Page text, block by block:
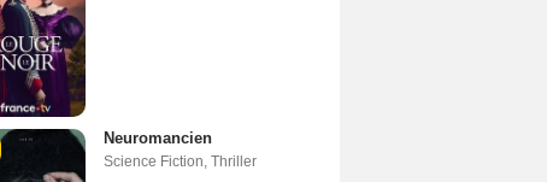
Neuromancien
Science Fiction, Thriller